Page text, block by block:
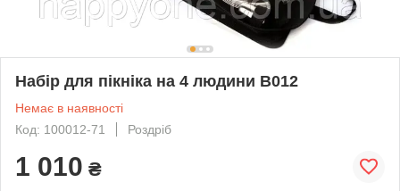
Набір для пікніка на 4 людини B012
Немає в наявності
Код: 100012-71
Роздріб
1 010 ₴